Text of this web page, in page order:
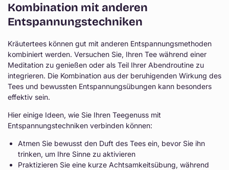
Kombination mit anderen
Entspannungstechniken
Kräutertees können gut mit anderen Entspannungsmethoden
kombiniert werden. Versuchen Sie, Ihren Tee während einer
Meditation zu genießen oder als Teil Ihrer Abendroutine zu
integrieren. Die Kombination aus der beruhigenden Wirkung des
Tees und bewussten Entspannungsübungen kann besonders
effektiv sein.
Hier einige Ideen, wie Sie Ihren Teegenuss mit
Entspannungstechniken verbinden können:
Atmen Sie bewusst den Duft des Tees ein, bevor Sie ihn
trinken, um Ihre Sinne zu aktivieren
Praktizieren Sie eine kurze Achtsamkeitsübung, während